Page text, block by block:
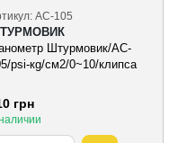
AC-105
Штурмовик/AC-
psi-кg/см2/0~10/клипса
грн